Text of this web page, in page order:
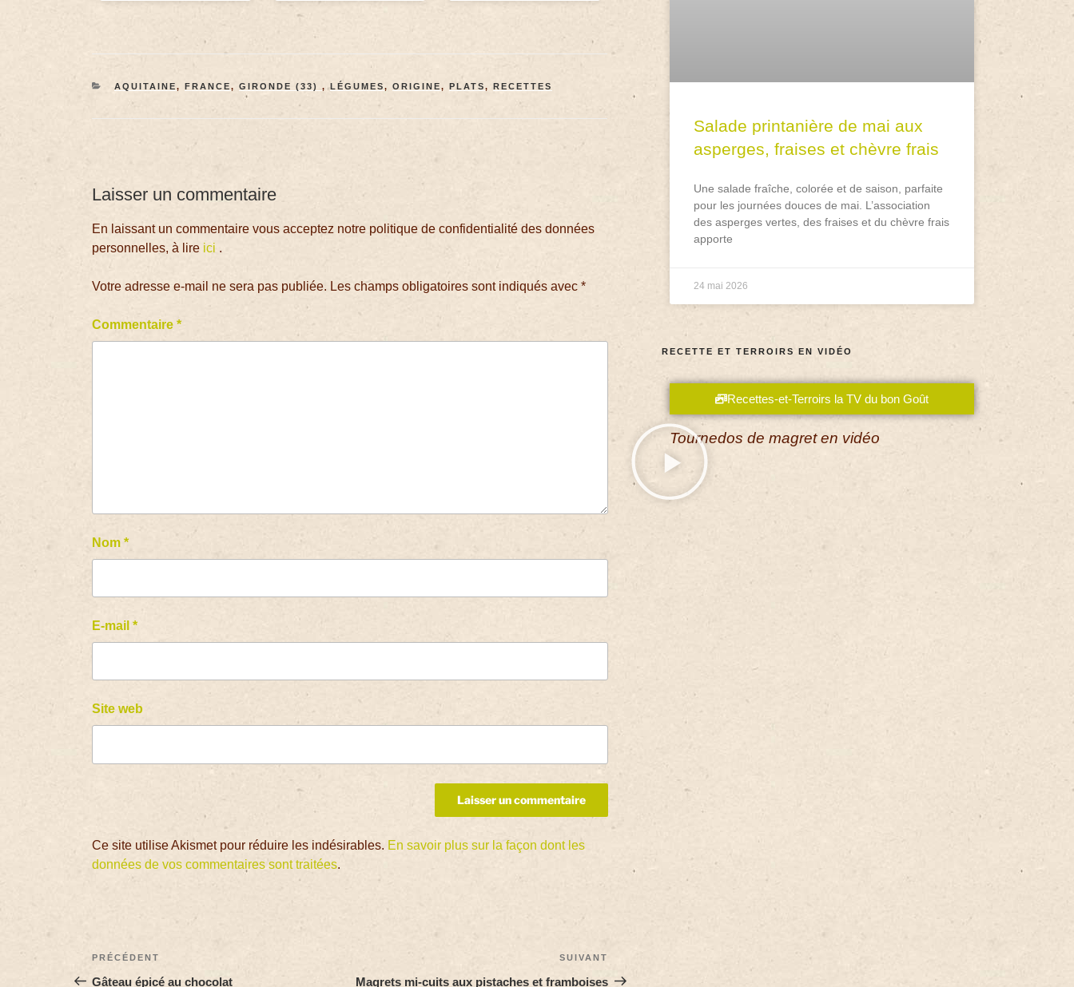
AQUITAINE, FRANCE, GIRONDE (33) ,LÉGUMES, ORIGINE, PLATS, RECETTES
Laisser un commentaire
En laissant un commentaire vous acceptez notre politique de confidentialité des données
personnelles, à lire ici .
Votre adresse e-mail ne sera pas publiée. Les champs obligatoires sont indiqués avec*
Commentaire*
Nom*
E-mail*
Site web
Ce site utilise Akismet pour réduire les indésirables. En savoir plus sur la façon dont les
données de vos commentaires sont traitées.
PRÉCÉDENT
Gâteau épicé au chocolat
SUIVANT
Magrets mi-cuits aux pistaches et framboises
Salade printanière de mai aux
asperges, fraises et chèvre frais
Une salade fraîche, colorée et de saison, parfaite
pour les journées douces de mai. L’association
des asperges vertes, des fraises et du chèvre frais
apporte
24 mai 2026
RECETTE ET TERROIRS EN VIDÉO
Recettes-et-Terroirs la TV du bon Goût
Tournedos de magret en vidéo